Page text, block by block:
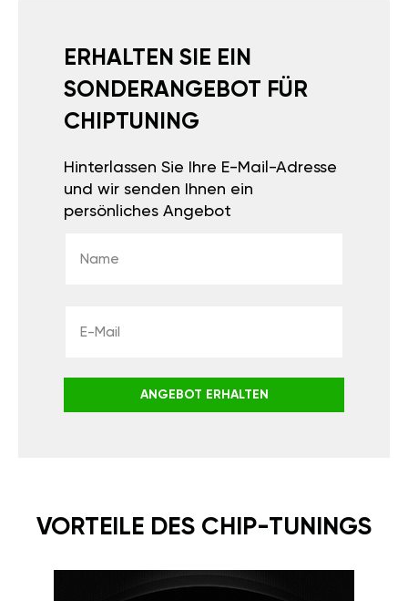
ERHALTEN SIE EIN
SONDERANGEBOT FÜR
CHIPTUNING
Hinterlassen Sie Ihre E-Mail-Adresse
und wir senden Ihnen ein
persönliches Angebot
ANGEBOT ERHALTEN
VORTEILE DES CHIP-TUNINGS